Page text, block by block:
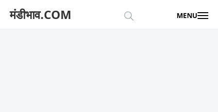
मंडीभाव.COM MENU